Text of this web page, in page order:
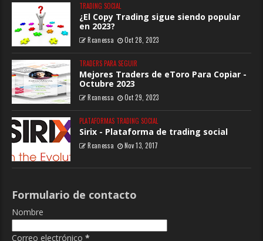
TRADING SOCIAL
¿El Copy Trading sigue siendo popular
en 2023?
Rcanessa Oct 28, 2023
TRADERS PARA SEGUIR
Mejores Traders de eToro Para Copiar -
Octubre 2023
Rcanessa Oct 29, 2023
PLATAFORMAS TRADING SOCIAL
Sirix - Plataforma de trading social
Rcanessa Nov 13, 2017
Formulario de contacto
Nombre
Correo electrónico *